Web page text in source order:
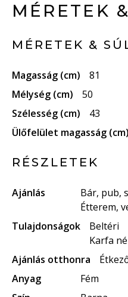
MÉRETEK
MÉRETEK &
Magasság (cm)
81
Mélység (cm)
50
Szélesség (cm)
43
Ülőfelület magasság (cm)
RÉSZLETEK
Ajánlás
Bár, pub,
Étterem,
Tulajdonságok
Beltéri
Karfa
Ajánlás otthonra
Anyag
Fém